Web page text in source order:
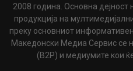
2008 година. Основна
продукција на
преку основниот
Македонски Медиа Сервис се
(B2P) и медиумите кои